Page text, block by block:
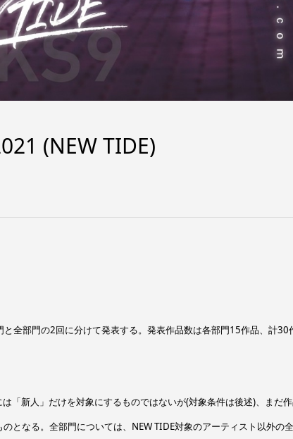
(NEW TIDE)
全部門の2回に分けて発表する。発表作品数は各部門15作品、計30
は「新人」だけを対象にするものではないが(対象条件は後述)、まだ
となる。全部門については、NEW TIDE対象のアーティスト以外の